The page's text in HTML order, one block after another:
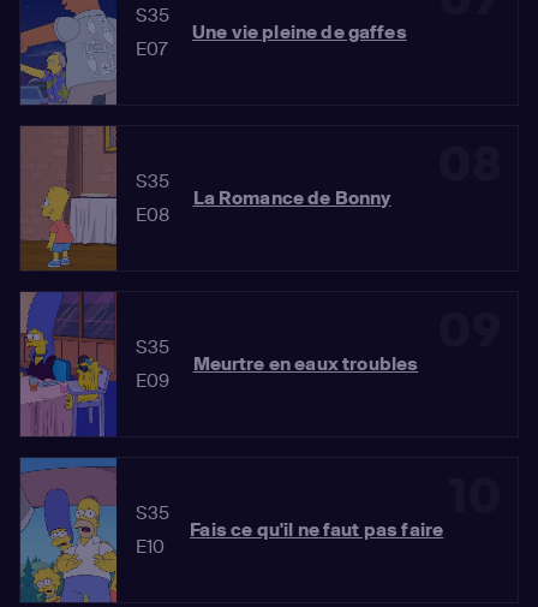
S35
E07
Une vie pleine de gaffes
S35
E08
La Romance de Bonny
S35
E09
Meurtre en eaux troubles
S35
E10
Fais ce qu'il ne faut pas faire